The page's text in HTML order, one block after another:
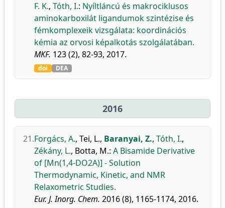
F. K., Tóth, I.: Nyíltláncú és makrociklusos
aminokarboxilát ligandumok szintézise és
fémkomplexeik vizsgálata: koordinációs
kémia az orvosi képalkotás szolgálatában.
MKF. 123 (2), 82-93, 2017.
doi DEA
2016
21.Forgács, A., Tei, L., Baranyai, Z., Tóth, I.,
Zékány, L., Botta, M.: A Bisamide Derivative
of [Mn(1,4-DO2A)] - Solution
Thermodynamic, Kinetic, and NMR
Relaxometric Studies.
Eur. J. Inorg. Chem. 2016 (8), 1165-1174, 2016.